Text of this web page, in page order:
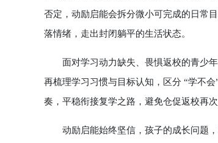
否定，动励启能会拆分微小可完成的日常
落情绪，走出封闭躺平的生活状态。
面对学习动力缺失、畏惧返校的青少年
再梳理学习习惯与目标认知，区分 “学不
奏，平稳衔接复学之路，避免仓促返校再
动励启能始终坚信，孩子的成长问题，